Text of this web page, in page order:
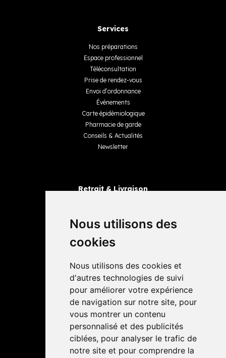
Nous utilisons des
cookies
Nous utilisons des cookies et
d'autres technologies de suivi
pour améliorer votre expérience
de navigation sur notre site, pour
vous montrer un contenu
personnalisé et des publicités
ciblées, pour analyser le trafic de
notre site et pour comprendre la
Services
Nos préparations
Espace professionnel
Téléconsultation
Prise de rendez-vous
Envoi d’ordonnance
Événements
Carte épidémiologique
Pharmacie de garde
Conseils & Actualités
Newsletter
Retrait & Livraison
Livraisons
4,4 / 5 65 avis